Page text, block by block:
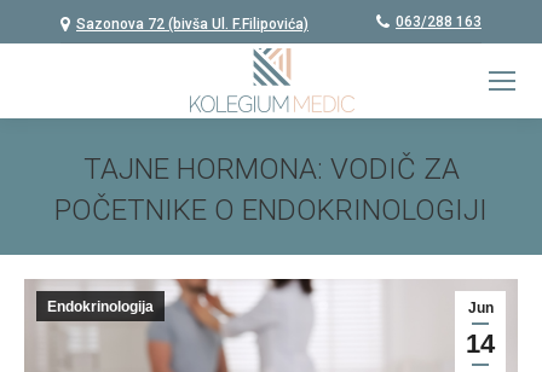
Sazonova 72 (bivša Ul. F.Filipovića) 063/288 163
TAJNE HORMONA: VODIČ ZA
POČETNIKE O ENDOKRINOLOGIJI
Jun
14
Endokrinologija